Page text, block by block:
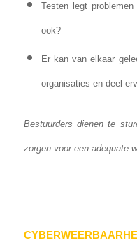
Testen legt
ook?
Er kan van elkaar
organisaties en deel
Bestuurders dienen te
zorgen voor een adequate